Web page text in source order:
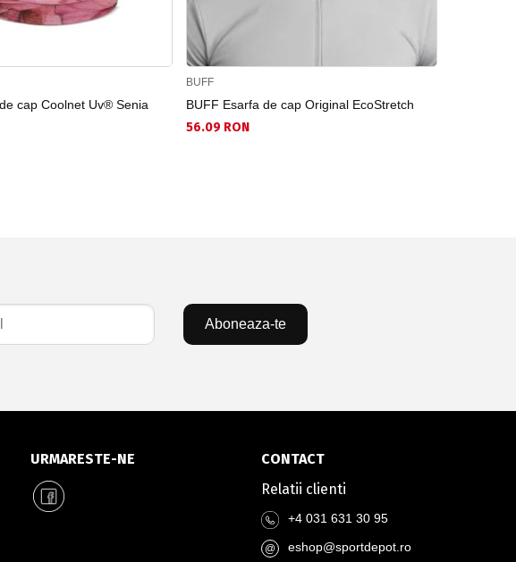
cap Coolnet Uv® Senia
BUFF
BUFF Esarfa de cap Original EcoStretch
56.09 RON
Aboneaza-te
URMARESTE-NE
CONTACT
Relatii clienti
+4 031 631 30 95
@
eshop@sportdepot.ro